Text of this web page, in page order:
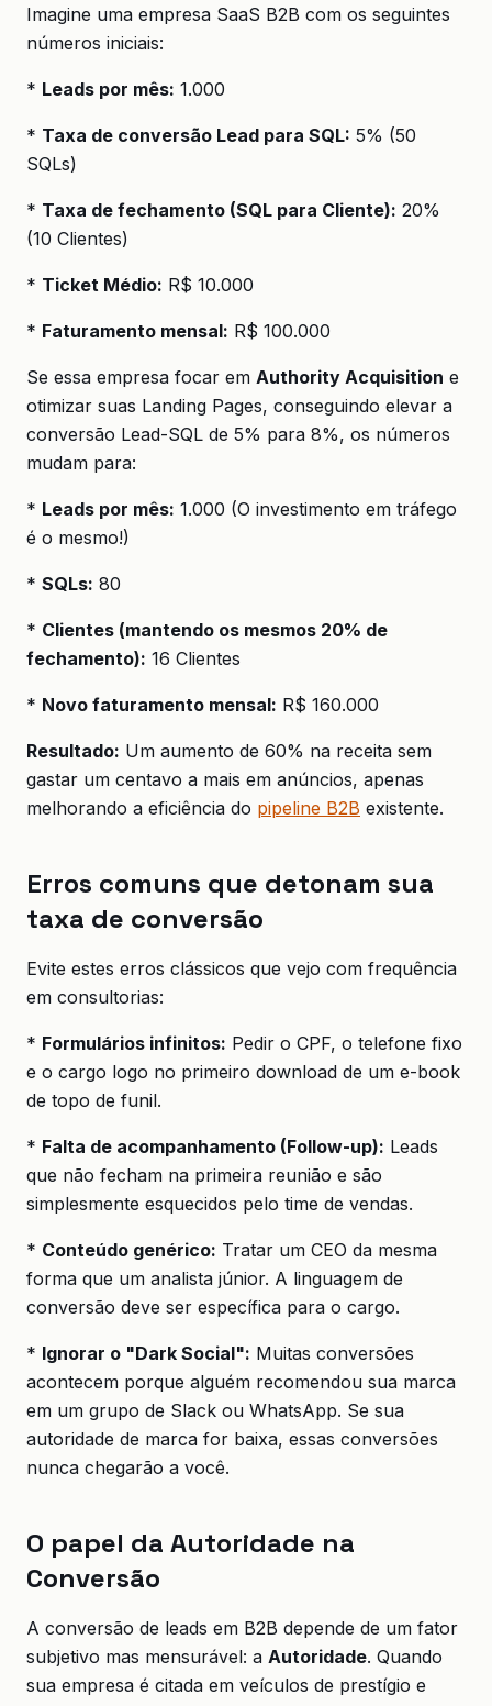
Imagine uma empresa SaaS B2B com os seguintes
números iniciais:
* Leads por mês: 1.000
* Taxa de conversão Lead para SQL: 5% (50
SQLs)
* Taxa de fechamento (SQL para Cliente): 20%
(10 Clientes)
* Ticket Médio: R$ 10.000
* Faturamento mensal: R$ 100.000
Se essa empresa focar em Authority Acquisition e
otimizar suas Landing Pages, conseguindo elevar a
conversão Lead-SQL de 5% para 8%, os números
mudam para:
* Leads por mês: 1.000 (O investimento em tráfego
é o mesmo!)
* SQLs: 80
* Clientes (mantendo os mesmos 20% de
fechamento): 16 Clientes
* Novo faturamento mensal: R$ 160.000
Resultado: Um aumento de 60% na receita sem
gastar um centavo a mais em anúncios, apenas
melhorando a eficiência do pipeline B2B existente.
Erros comuns que detonam sua
taxa de conversão
Evite estes erros clássicos que vejo com frequência
em consultorias:
* Formulários infinitos: Pedir o CPF, o telefone fixo
e o cargo logo no primeiro download de um e-book
de topo de funil.
* Falta de acompanhamento (Follow-up): Leads
que não fecham na primeira reunião e são
simplesmente esquecidos pelo time de vendas.
* Conteúdo genérico: Tratar um CEO da mesma
forma que um analista júnior. A linguagem de
conversão deve ser específica para o cargo.
* Ignorar o "Dark Social": Muitas conversões
acontecem porque alguém recomendou sua marca
em um grupo de Slack ou WhatsApp. Se sua
autoridade de marca for baixa, essas conversões
nunca chegarão a você.
O papel da Autoridade na
Conversão
A conversão de leads em B2B depende de um fator
subjetivo mas mensurável: a Autoridade. Quando
sua empresa é citada em veículos de prestígio e